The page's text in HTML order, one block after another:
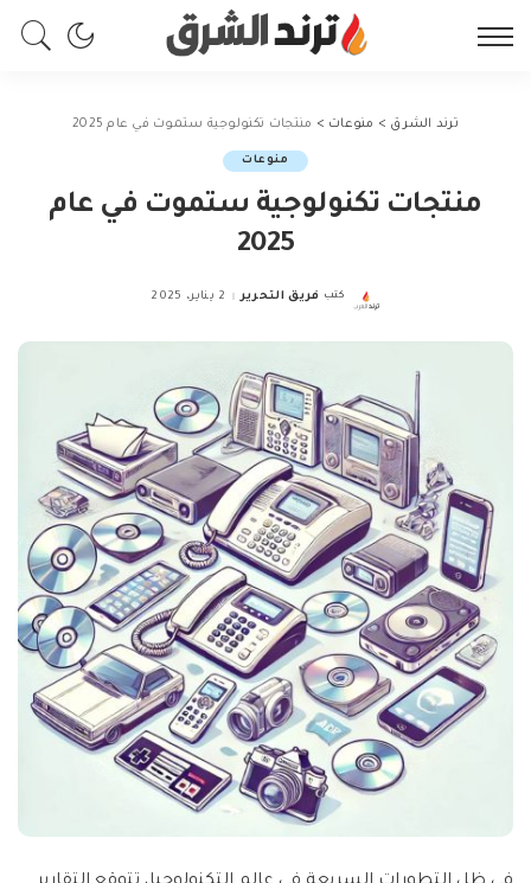
ترند الشرق > منوعات > منتجات تكنولوجية ستموت في عام 2025
منوعات
منتجات تكنولوجية ستموت في عام
2025
Posted
كتب فريق التحرير 2 يناير، 2025